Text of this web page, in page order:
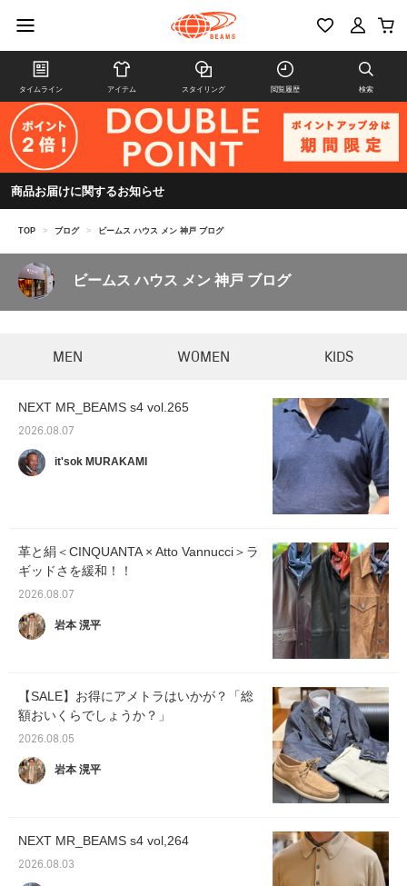
タイムライン アイテム スタイリング 閲覧履歴 検索
商品お届けに関するお知らせ
TOP > ブログ > ビームス ハウス メン 神戸 ブログ
ビームス ハウス メン 神戸 ブログ
MEN WOMEN KIDS
NEXT MR_BEAMS s4 vol.265
2026.08.07
it'sok MURAKAMI
革と絹＜CINQUANTA × Atto Vannucci＞ラ
ギッドさを緩和！！
2026.08.07
岩本 滉平
【SALE】お得にアメトラはいかが？「総
額おいくらでしょうか？」
2026.08.05
岩本 滉平
NEXT MR_BEAMS s4 vol,264
2026.08.03